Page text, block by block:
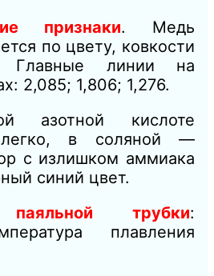
признаки. Медь
по цвету, ковкости
Главные линии на
2,085; 1,806; 1,276.
азотной кислоте
легко, в соляной —
с излишком аммиака
синий цвет.
паяльной трубки:
плавления